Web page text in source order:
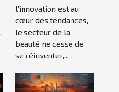
le marché de la
beauté et
augmentent les
ventes de
cosmétiques
l'innovation est au
cœur des tendances,
le secteur de la
beauté ne cesse de
se réinventer,...